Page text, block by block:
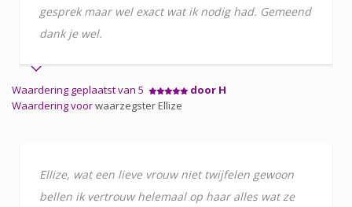
gesprek maar wel exact wat ik nodig had. Gemeend
dank je wel.
Waardering geplaatst van 5
door H
Waardering voorwaarzegster Ellize
Ellize, wat een lieve vrouw niet twijfelen gewoon
bellen ik vertrouw helemaal op haar alles wat ze